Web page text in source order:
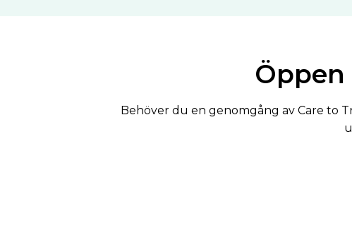
Öppen
Behöver du en genomgång av Care to